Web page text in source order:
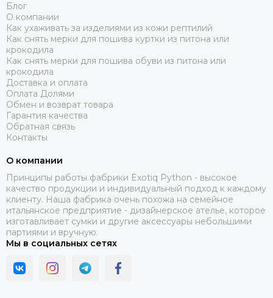
Блог
О компании
Как ухаживать за изделиями из кожи рептилий
Как снять мерки для пошива куртки из питона или
крокодила
Как снять мерки для пошива обуви из питона или
крокодила
Доставка и оплата
Оплата Долями
Обмен и возврат товара
Гарантия качества
Обратная связь
Контакты
О компании
Принципы работы фабрики Exotiq Python - высокое
качество продукции и индивидуальный подход к каждому
клиенту. Наша фабрика очень похожа на семейное
итальянское предприятие - дизайнерское ателье, которое
изготавливает сумки и другие аксессуары небольшими
партиями и вручную.
Мы в социальных сетях